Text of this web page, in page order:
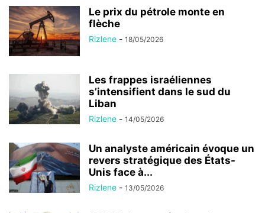
Le prix du pétrole monte en
flèche
Rizlene - 18/05/2026
Les frappes israéliennes
s’intensifient dans le sud du
Liban
Rizlene - 14/05/2026
Un analyste américain évoque un
revers stratégique des États-
Unis face à...
Rizlene - 13/05/2026